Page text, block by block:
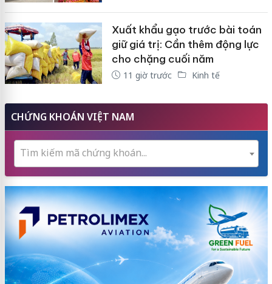
Xuất khẩu gạo trước bài toán
giữ giá trị: Cần thêm động lực
cho chặng cuối năm
11 giờ trước Kinh tế
CHỨNG KHOÁN VIỆT NAM
Tìm kiếm mã chứng khoán...